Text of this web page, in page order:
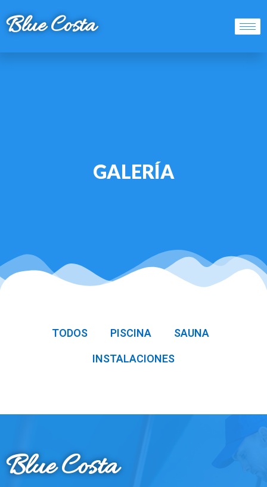
Blue Costa
GALERÍA
TODOS PISCINA
SAUNA
INSTALACIONES
Blue Costa